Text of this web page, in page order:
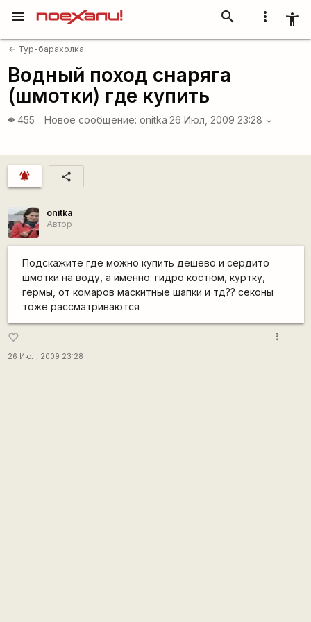
more_vert accessibility_new
search
menu
arrow_back Тур-барахолка
Водный поход снаряга
(шмотки) где купить
visibility 455 Новое сообщение: onitka 26 Июл, 2009 23:28 arrow_downward
notifications_active share
onitka
Автор
Подскажите где можно купить дешево и сердито
шмотки на воду, а именно: гидро костюм, куртку,
гермы, от комаров маскитные шапки и тд?? секоны
тоже рассматриваются
favorite_border
26 Июл, 2009 23:28
more_vert